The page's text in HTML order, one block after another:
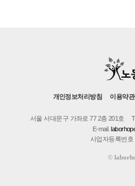
개인정보처리방침 이용약관
서울 서대문구 가좌로 77 2층 201호
E-mail.
사업자등록번호
©